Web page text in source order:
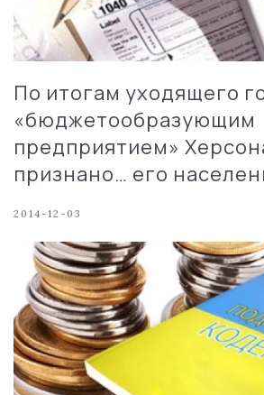
По итогам уходящего
«бюджетообразующим
предприятием»
признано… его
2014-12-03